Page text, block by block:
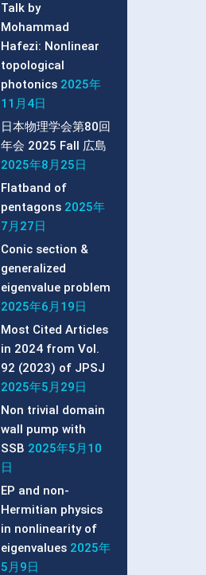
Talk by
Mohammad
Hafezi: Nonlinear
topological
photonics 2025年
11月4日
日本物理学会第80回
年会 2025 Fall 広島
2025年8月25日
Flatband of
pentagons 2025年
7月27日
Conic section &
generalized
eigenvalue problem
2025年6月19日
Most Cited Articles
in 2024 from Vol.
92 (2023) of JPSJ
2025年5月29日
Non trivial domain
wall pump with
SSB 2025年5月10
日
EP and non-
Hermitian physics
in nonlinearity of
eigenvalues 2025年
5月9日